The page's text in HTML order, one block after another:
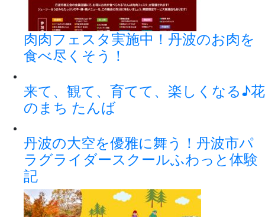
肉肉フェスタ実施中！丹波のお肉を
食べ尽くそう！
来て、観て、育てて、楽しくなる♪花
のまち たんば
丹波の大空を優雅に舞う！丹波市パ
ラグライダースクールふわっと体験
記